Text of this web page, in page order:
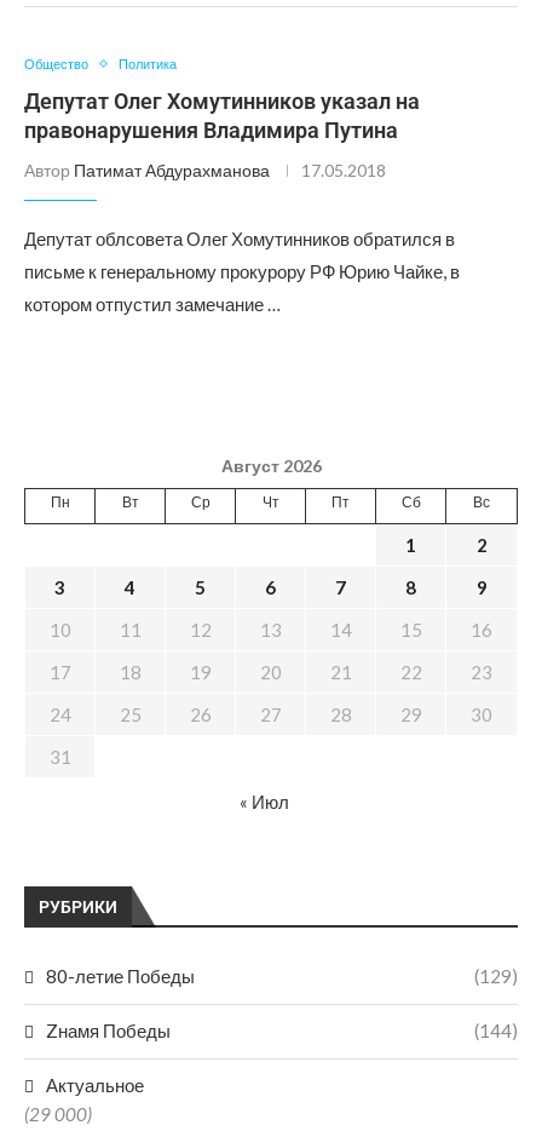
Общество Политика
Депутат Олег Хомутинников указал на
правонарушения Владимира Путина
Автор Патимат Абдурахманова 17.05.2018
Депутат облсовета Олег Хомутинников обратился в
письме к генеральному прокурору РФ Юрию Чайке, в
котором отпустил замечание …
РУБРИКИ
80-летие Победы (129)
Zнамя Победы (144)
Актуальное
(29 000)
Август 2026
Пн Вт Ср Чт Пт Сб Вс
1
2
3
4 5 6 7 8
9
10
11 12 13 14 15
16
17
18 19 20 21 22
23
24
25 26 27 28 29
30
31
« Июл